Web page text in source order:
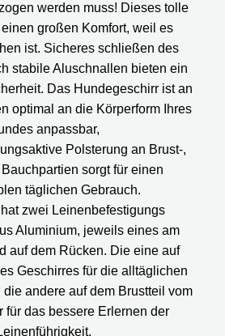
werden muss! Dieses tolle
großen Komfort, weil es
ist. Sicheres schließen des
stabile Aluschnallen bieten ein
Das Hundegeschirr ist an
optimal an die Körperform Ihres
anpassbar,
Polsterung an Brust-,
sorgt für einen
täglichen Gebrauch.
zwei Leinenbefestigungs
Aluminium, jeweils eines am
auf dem Rücken. Die eine auf
Geschirres für die alltäglichen
andere auf dem Brustteil vom
für das bessere Erlernen der